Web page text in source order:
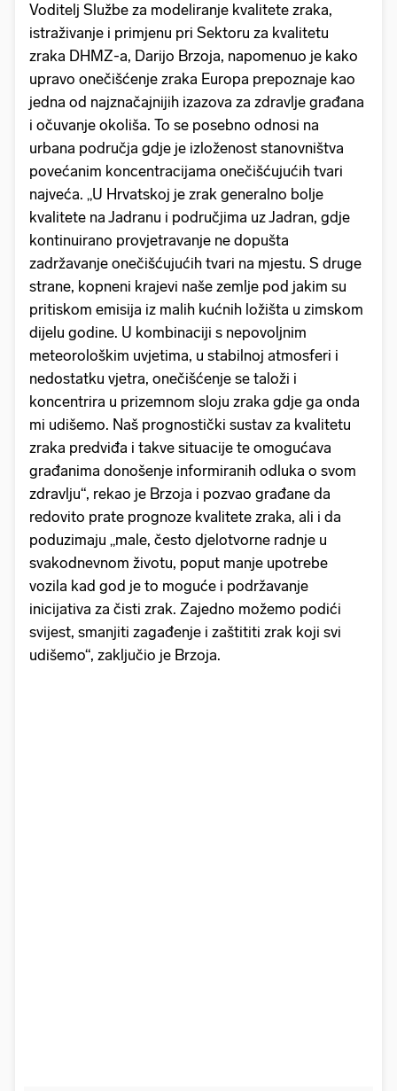
Voditelj Službe za modeliranje kvalitete zraka,
istraživanje i primjenu pri Sektoru za kvalitetu
zraka DHMZ-a, Darijo Brzoja, napomenuo je kako
upravo onečišćenje zraka Europa prepoznaje kao
jedna od najznačajnijih izazova za zdravlje građana
i očuvanje okoliša. To se posebno odnosi na
urbana područja gdje je izloženost stanovništva
povećanim koncentracijama onečišćujućih tvari
najveća. „U Hrvatskoj je zrak generalno bolje
kvalitete na Jadranu i područjima uz Jadran, gdje
kontinuirano provjetravanje ne dopušta
zadržavanje onečišćujućih tvari na mjestu. S druge
strane, kopneni krajevi naše zemlje pod jakim su
pritiskom emisija iz malih kućnih ložišta u zimskom
dijelu godine. U kombinaciji s nepovoljnim
meteorološkim uvjetima, u stabilnoj atmosferi i
nedostatku vjetra, onečišćenje se taloži i
koncentrira u prizemnom sloju zraka gdje ga onda
mi udišemo. Naš prognostički sustav za kvalitetu
zraka predviđa i takve situacije te omogućava
građanima donošenje informiranih odluka o svom
zdravlju“, rekao je Brzoja i pozvao građane da
redovito prate prognoze kvalitete zraka, ali i da
poduzimaju „male, često djelotvorne radnje u
svakodnevnom životu, poput manje upotrebe
vozila kad god je to moguće i podržavanje
inicijativa za čisti zrak. Zajedno možemo podići
svijest, smanjiti zagađenje i zaštititi zrak koji svi
udišemo“, zaključio je Brzoja.